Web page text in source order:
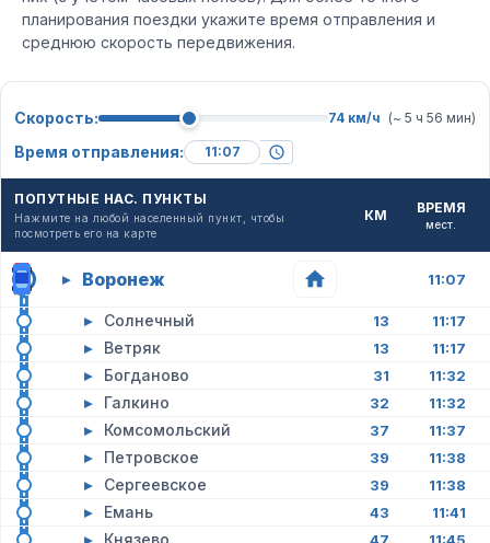
планирования поездки укажите время отправления и
среднюю скорость передвижения.
Скорость: 74 км/ч (~ 5 ч 56 мин)
Время отправления:
ПОПУТНЫЕ НАС. ПУНКТЫ
Нажмите на любой населенный пункт, чтобы
посмотреть его на карте
КМ ВРЕМЯ
мест.
▸ Воронеж 11:07
▸ Солнечный 13 11:17
▸ Ветряк 13 11:17
▸ Богданово 31 11:32
▸ Галкино 32 11:32
▸ Комсомольский 37 11:37
▸ Петровское 39 11:38
▸ Сергеевское 39 11:38
▸ Емань 43 11:41
▸ Князево